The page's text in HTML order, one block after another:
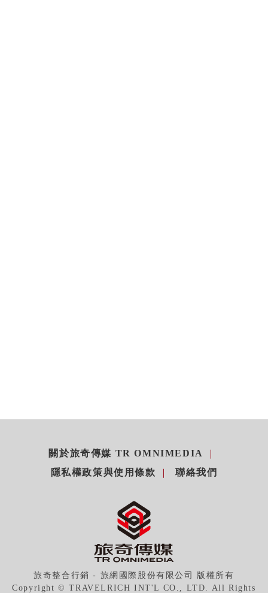
關於旅奇傳媒 TR OMNIMEDIA
隱私權政策與使用條款
聯絡我們
旅奇整合行銷 - 旅網國際股份有限公司 版權所有
Copyright © TRAVELRICH INT'L CO., LTD. All Rights